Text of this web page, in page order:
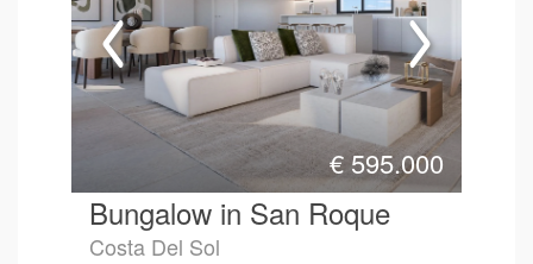
€ 595.000
Bungalow in San Roque
Costa Del Sol